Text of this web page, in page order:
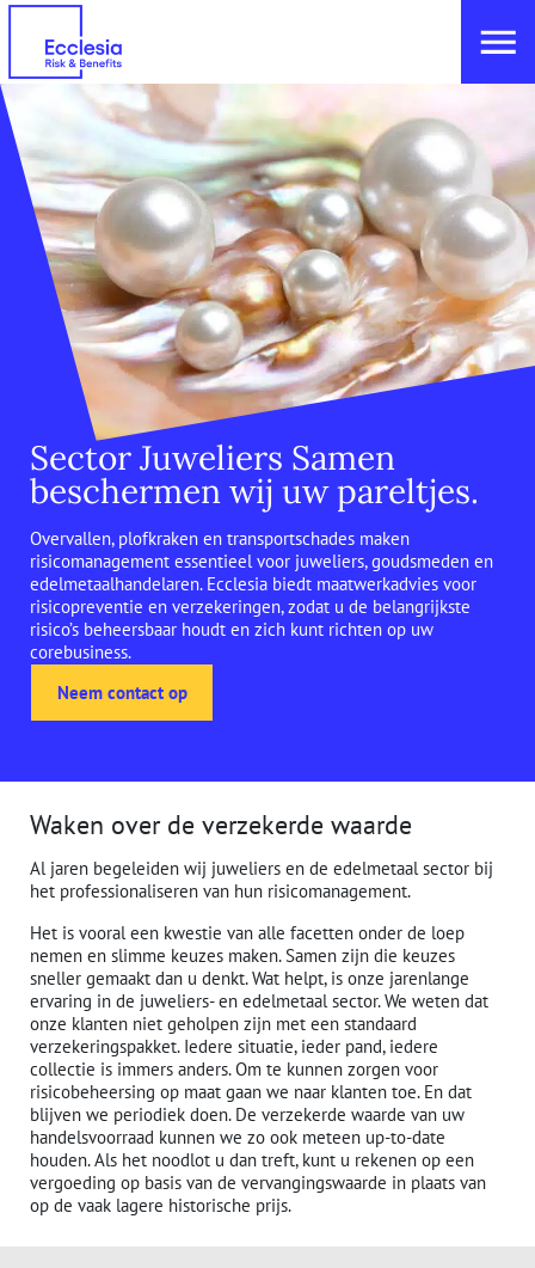
Sector Juweliers Samen
beschermen wij uw pareltjes.
Overvallen, plofkraken en transportschades maken
risicomanagement essentieel voor juweliers, goudsmeden en
edelmetaalhandelaren. Ecclesia biedt maatwerkadvies voor
risicopreventie en verzekeringen, zodat u de belangrijkste
risico’s beheersbaar houdt en zich kunt richten op uw
corebusiness.
Neem contact op
Waken over de verzekerde waarde
Al jaren begeleiden wij juweliers en de edelmetaal sector bij
het professionaliseren van hun risicomanagement.
Het is vooral een kwestie van alle facetten onder de loep
nemen en slimme keuzes maken. Samen zijn die keuzes
sneller gemaakt dan u denkt. Wat helpt, is onze jarenlange
ervaring in de juweliers- en edelmetaal sector. We weten dat
onze klanten niet geholpen zijn met een standaard
verzekeringspakket. Iedere situatie, ieder pand, iedere
collectie is immers anders. Om te kunnen zorgen voor
risicobeheersing op maat gaan we naar klanten toe. En dat
blijven we periodiek doen. De verzekerde waarde van uw
handelsvoorraad kunnen we zo ook meteen up-to-date
houden. Als het noodlot u dan treft, kunt u rekenen op een
vergoeding op basis van de vervangingswaarde in plaats van
op de vaak lagere historische prijs.